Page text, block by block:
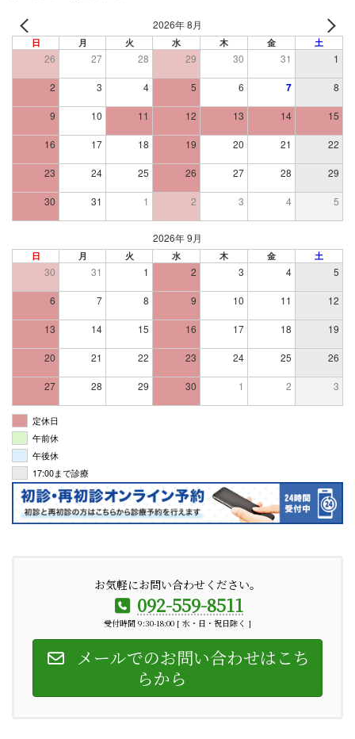
2026年 8月
日 月 火 水 木 金 土
26 27 28 29 30 31 1
2 3 4 5 6 7 8
9 10 11 12 13 14 15
16 17 18 19 20 21 22
23 24 25 26 27 28 29
30 31 1 2 3 4 5
2026年 9月
日 月 火 水 木 金 土
30 31 1 2 3 4 5
6 7 8 9 10 11 12
13 14 15 16 17 18 19
20 21 22 23 24 25 26
27 28 29 30 1 2 3
定休日
午前休
午後休
17:00まで診療
お気軽にお問い合わせください。
092-559-8511
受付時間 9:30-18:00 [ 水・日・祝日除く ]
メールでのお問い合わせはこち
らから